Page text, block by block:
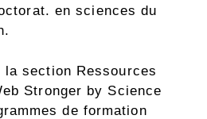
en sciences du
la section Ressources
Stronger by Science
de formation